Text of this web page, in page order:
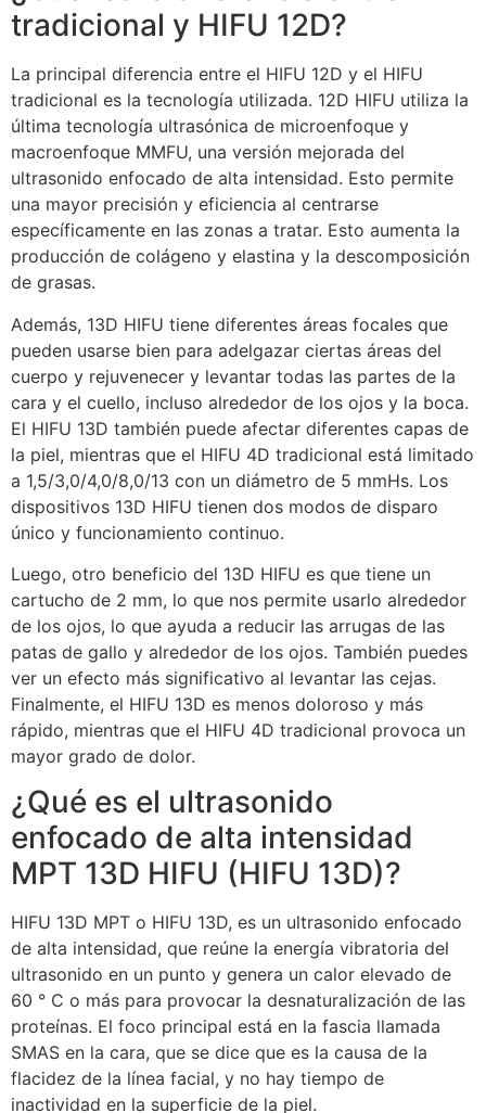
tradicional y HIFU 12D?
La principal diferencia entre el HIFU 12D y el HIFU
tradicional es la tecnología utilizada. 12D HIFU utiliza la
última tecnología ultrasónica de microenfoque y
macroenfoque MMFU, una versión mejorada del
ultrasonido enfocado de alta intensidad. Esto permite
una mayor precisión y eficiencia al centrarse
específicamente en las zonas a tratar. Esto aumenta la
producción de colágeno y elastina y la descomposición
de grasas.
Además, 13D HIFU tiene diferentes áreas focales que
pueden usarse bien para adelgazar ciertas áreas del
cuerpo y rejuvenecer y levantar todas las partes de la
cara y el cuello, incluso alrededor de los ojos y la boca.
El HIFU 13D también puede afectar diferentes capas de
la piel, mientras que el HIFU 4D tradicional está limitado
a 1,5/3,0/4,0/8,0/13 con un diámetro de 5 mmHs. Los
dispositivos 13D HIFU tienen dos modos de disparo
único y funcionamiento continuo.
Luego, otro beneficio del 13D HIFU es que tiene un
cartucho de 2 mm, lo que nos permite usarlo alrededor
de los ojos, lo que ayuda a reducir las arrugas de las
patas de gallo y alrededor de los ojos. También puedes
ver un efecto más significativo al levantar las cejas.
Finalmente, el HIFU 13D es menos doloroso y más
rápido, mientras que el HIFU 4D tradicional provoca un
mayor grado de dolor.
¿Qué es el ultrasonido
enfocado de alta intensidad
MPT 13D HIFU (HIFU 13D)?
HIFU 13D MPT o HIFU 13D, es un ultrasonido enfocado
de alta intensidad, que reúne la energía vibratoria del
ultrasonido en un punto y genera un calor elevado de
60 ° C o más para provocar la desnaturalización de las
proteínas. El foco principal está en la fascia llamada
SMAS en la cara, que se dice que es la causa de la
flacidez de la línea facial, y no hay tiempo de
inactividad en la superficie de la piel.